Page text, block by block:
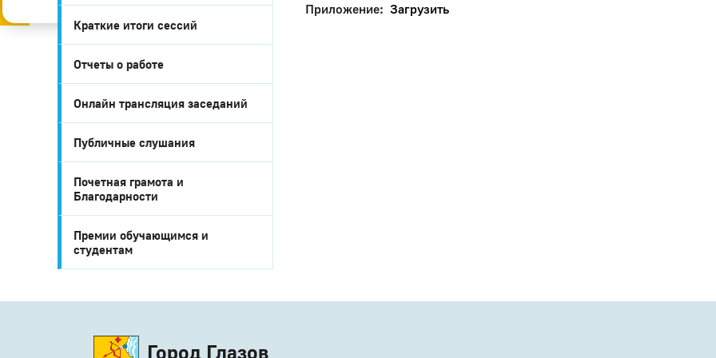
Слабовидящим
Краткие итоги сессий
Отчеты о работе
Онлайн трансляция заседаний
Публичные слушания
Почетная грамота и
Благодарности
Премии обучающимся и
студентам
Приложение: Загрузить
Город Глазов